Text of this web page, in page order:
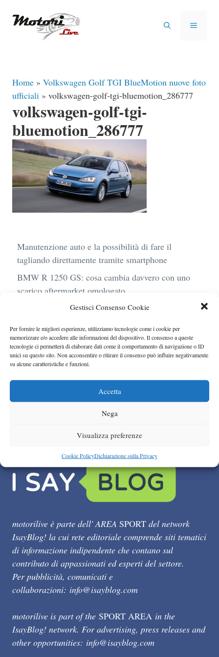
Gestisci Consenso Cookie
Per fornire le migliori esperienze, utilizziamo tecnologie come i cookie per
memorizzare e/o accedere alle informazioni del dispositivo. Il consenso a queste
tecnologie ci permetterà di elaborare dati come il comportamento di navigazione o ID
unici su questo sito. Non acconsentire o ritirare il consenso può influire negativamente
su alcune caratteristiche e funzioni.
Accetta
Nega
Visualizza preferenze
Cookie PolicyDichiarazione sulla Privacy
MENU
Home » Volkswagen Golf TGI BlueMotion nuove foto
ufficiali » volkswagen-golf-tgi-bluemotion_286777
volkswagen-golf-tgi-
bluemotion_286777
Manutenzione auto e la possibilità di fare il
tagliando direttamente tramite smartphone
BMW R 1250 GS: cosa cambia davvero con uno
scarico aftermarket omologato
Audi Q4 e-Tron 40 Business elettrica: mobilità
termine
Ufficiale l’arrivo degli stop lampeggianti
obbligatori in Italia
Le caratteristiche del motore Turbo 100 di
motorilive è parte dell' AREA SPORT del network
IsayBlog! la cui rete editoriale comprende siti tematici
di informazione indipendente che contano sul
contributo di appassionati ed esperti del settore.
Per pubblicità, comunicati e
collaborazioni: info@isayblog.com
motorilive is part of the SPORT AREA in the
IsayBlog! network. For advertising, press releases and
other opportunities: info@isayblog.com